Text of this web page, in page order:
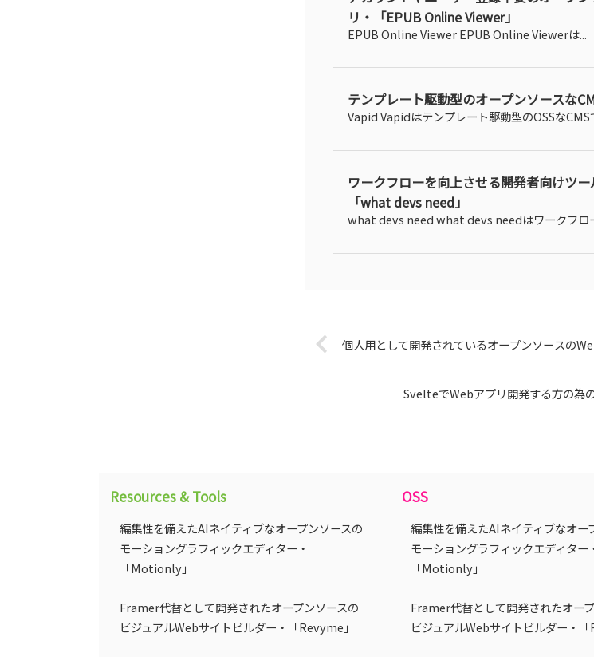
リ・「EPUB Online Viewer」
EPUB Online Viewer EPUB Online Viewerは...
テンプレート駆動型のオープンソースな
Vapid Vapidはテンプレート駆動型のOSSな
ワークフローを向上させる開発者向けツ
「what devs need」
what devs need what devs needはワークフロ
個人用として開発されているオープンソースの
SvelteでWebアプリ開発する方の為
Resources & Tools
編集性を備えたAIネイティブなオープンソースの
モーショングラフィックエディター・
「Motionly」
Framer代替として開発されたオープンソースの
ビジュアルWebサイトビルダー・「Revyme」
OSS
編集性を備えたAIネイティブなオー
モーショングラフィックエディター
「Motionly」
Framer代替として開発されたオー
ビジュアルWebサイトビルダー・「